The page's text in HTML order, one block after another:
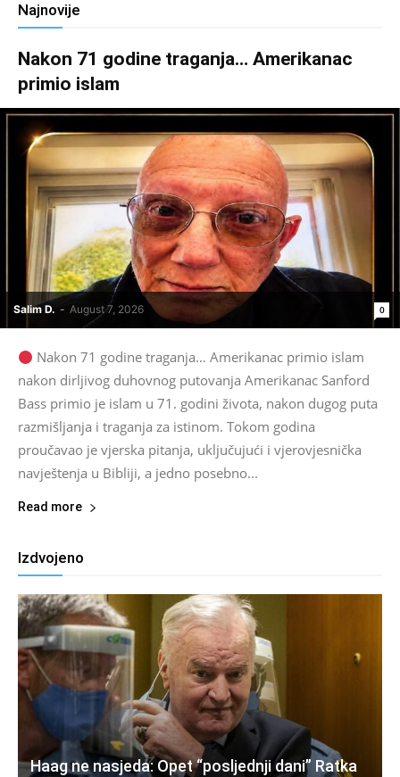
Najnovije
Nakon 71 godine traganja… Amerikanac
primio islam
Salim D. - August 7, 2026 0
Nakon 71 godine traganja… Amerikanac primio islam
nakon dirljivog duhovnog putovanja Amerikanac Sanford
Bass primio je islam u 71. godini života, nakon dugog puta
razmišljanja i traganja za istinom. Tokom godina
proučavao je vjerska pitanja, uključujući i vjerovjesnička
navještenja u Bibliji, a jedno posebno...
Read more
Izdvojeno
Haag ne nasjeda: Opet “posljednji dani” Ratka